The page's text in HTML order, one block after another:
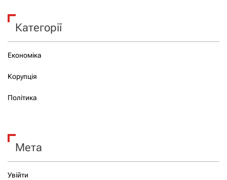
Категорії
Економіка
Корупція
Політика
Мета
Увійти